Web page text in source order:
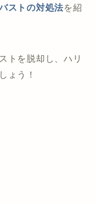
ストの対処法を紹
トを脱却し、ハリ
ょう！